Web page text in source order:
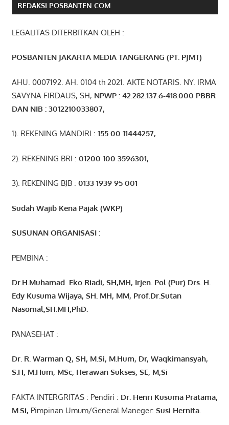
REDAKSI POSBANTEN COM
LEGALITAS DITERBITKAN OLEH :
POSBANTEN JAKARTA MEDIA TANGERANG (PT. PJMT)
AHU. 0007192. AH. 0104 th 2021. AKTE NOTARIS. NY. IRMA
SAVYNA FIRDAUS, SH, NPWP : 42. 282 .137.6-418.000 PBBR
DAN NIB :3012210033807,
1). REKENING MANDIRI : 155 00 11444257,
2). REKENING BRI : 01200 100 3596301,
3). REKENING BJB : 0133 1939 95 001
Sudah Wajib Kena Pajak (WKP)
SUSUNAN ORGANISASI :
PEMBINA :
Dr.H.Muhamad Eko Riadi, SH,MH, Irjen. Pol (Pur) Drs. H.
Edy Kusuma Wijaya, SH. MH, MM, Prof.Dr.Sutan
Nasomal,SH.MH,PhD.
PANASEHAT :
Dr. R. Warman Q, SH, M.Si, M.Hum, Dr, Waqkimansyah,
S.H, M.Hum, MSc, Herawan Sukses, SE, M,Si
FAKTA INTERGRITAS : Pendiri : Dr. Henri Kusuma Pratama,
M.Si, Pimpinan Umum/General Maneger: Susi Hernita.